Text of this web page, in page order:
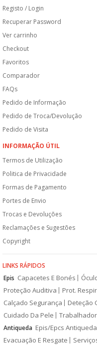
Registo / Login
Recuperar Password
Ver carrinho
Checkout
Favoritos
Comparador
FAQs
Pedido de Informação
Pedido de Troca/Devolução
Pedido de Visita
INFORMAÇÃO ÚTIL
Termos de Utilização
Politica de Privacidade
Formas de Pagamento
Portes de Envio
Trocas e Devoluções
Reclamações e Sugestões
Copyright
LINKS RÁPIDOS
Epis Capacetes E Bonés
Proteção Auditiva
Prot.
Calçado Segurança
Deteção
Cuidado Da Pele
Antiqueda Epis/Epcs Antiqueda
Evacuação E Resgate